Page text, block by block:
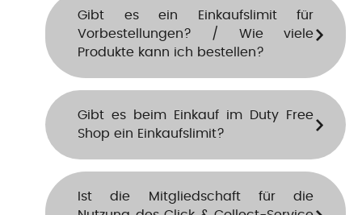
Gibt es ein Einkaufslimit für
Vorbestellungen? / Wie viele
Produkte kann ich bestellen?
Gibt es beim Einkauf im Duty Free
Shop ein Einkaufslimit?
Ist die Mitgliedschaft für die